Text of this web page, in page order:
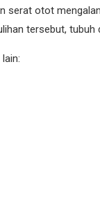
serat otot
tersebut,